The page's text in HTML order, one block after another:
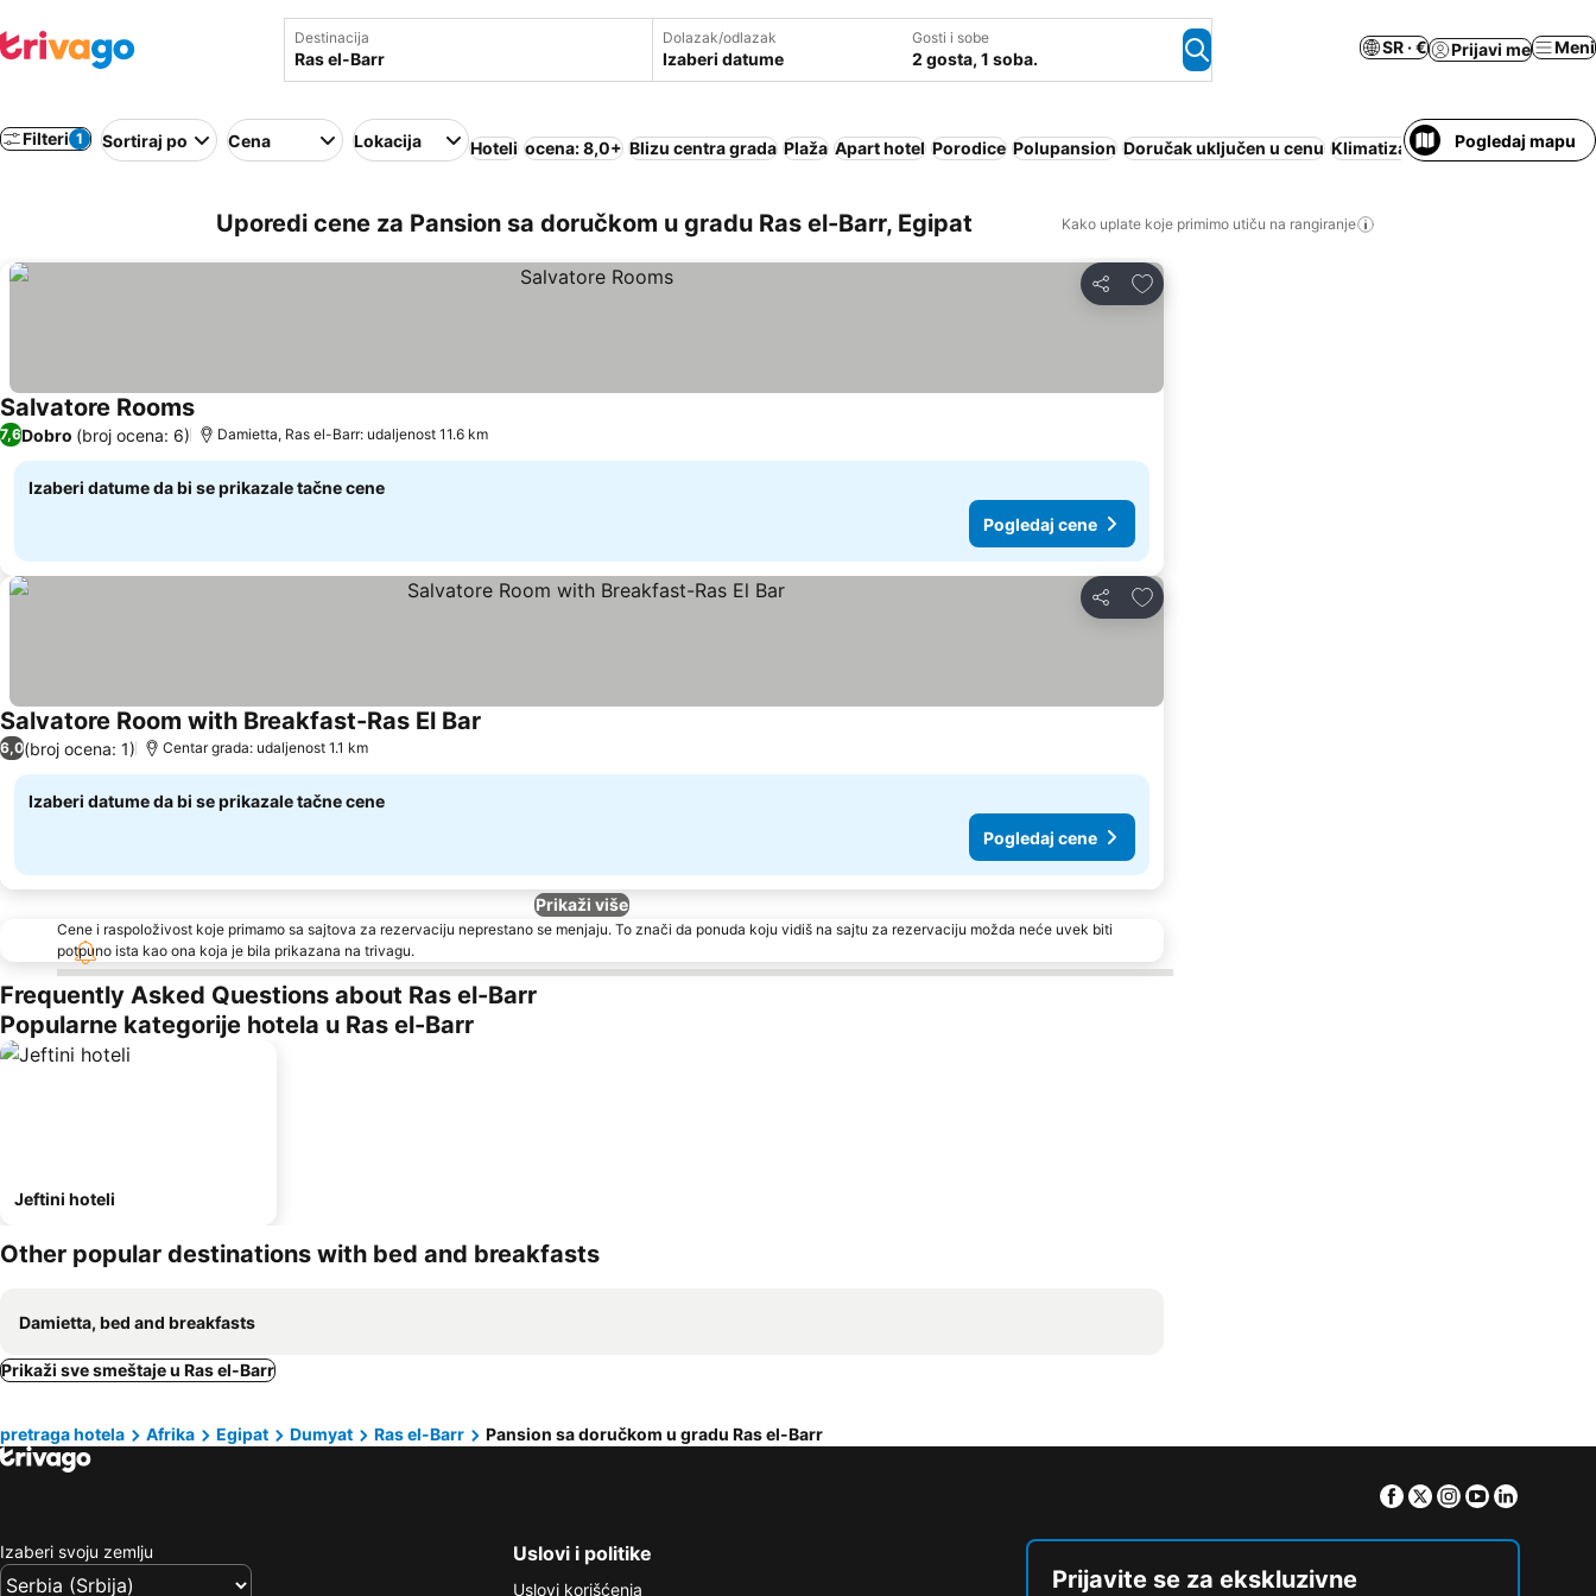
Destinacija Dolazak/odlazak
Izaberi datume
Gosti i sobe
2 gosta, 1 soba.
SR · € Prijavi me Meni
Filteri 1 Sortiraj po Cena Lokacija Hoteli ocena: 8,0+ Blizu centra grada Plaža Apart hotel Porodice Polupansion Doručak uključen u cenu Klimatizacija Bazen
Pogledaj mapu
Uporedi cene za Pansion sa doručkom u gradu Ras el-Barr, Egipat Kako uplate koje primimo utiču na rangiranje
Deli
Dodati u favorite
Salvatore Rooms
7,6Dobro (broj ocena: 6) Damietta, Ras el-Barr: udaljenost 11.6 km
Izaberi datume da bi se prikazale tačne cene
Pogledaj cene
Deli
Dodati u favorite
Salvatore Room with Breakfast-Ras El Bar
6,0(broj ocena: 1) Centar grada: udaljenost 1.1 km
Izaberi datume da bi se prikazale tačne cene
Pogledaj cene
Prikaži više
Cene i raspoloživost koje primamo sa sajtova za rezervaciju neprestano se menjaju. To znači da ponuda koju vidiš na sajtu za rezervaciju možda neće uvek biti
potpuno ista kao ona koja je bila prikazana na trivagu.
Frequently Asked Questions about Ras el-Barr
Popularne kategorije hotela u Ras el-Barr
Jeftini hoteli
Other popular destinations with bed and breakfasts
Damietta, bed and breakfasts
Prikaži sve smeštaje u Ras el-Barr
pretraga hotela Afrika Egipat Dumyat Ras el-Barr Pansion sa doručkom u gradu Ras el-Barr
Facebook
TwitterInstagram
Youtube
Izaberi svoju zemlju Uslovi i politike
Uslovi korišćenja
Prijavite se za ekskluzivne